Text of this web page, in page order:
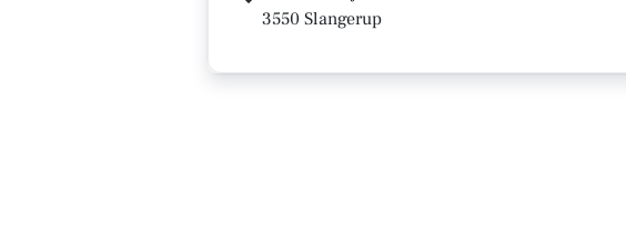
3550 Slangerup